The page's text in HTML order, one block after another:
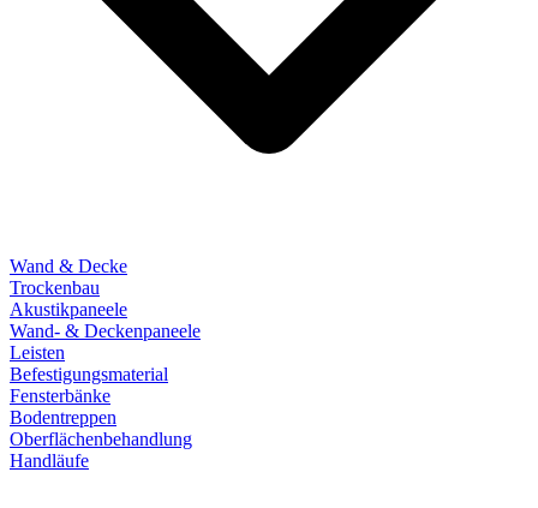
Wand & Decke
Trockenbau
Akustikpaneele
Wand- & Deckenpaneele
Leisten
Befestigungsmaterial
Fensterbänke
Bodentreppen
Oberflächenbehandlung
Handläufe